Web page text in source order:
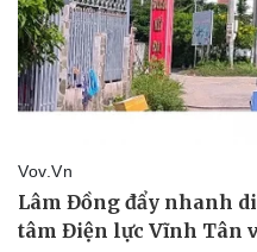
Sức khỏe
Cây thuốc
Sản phụ khoa
Nhi khoa
Nam khoa